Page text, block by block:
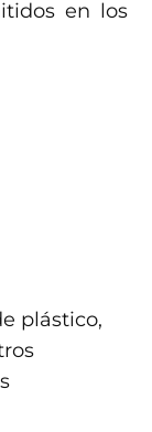
en los
plástico,